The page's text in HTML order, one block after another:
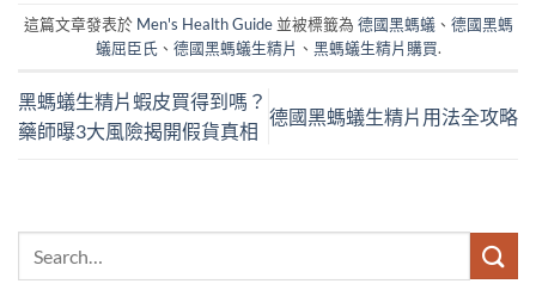
這篇文章發表於 Men's Health Guide並被標籤為 德國黑螞蟻、 德國黑螞
蟻屈臣氏、 德國黑螞蟻生精片 、 黑螞蟻生精片購買.
黑螞蟻生精片蝦皮買得到嗎？
藥師曝3大風險揭開假貨真相
德國黑螞蟻生精片用法全攻略